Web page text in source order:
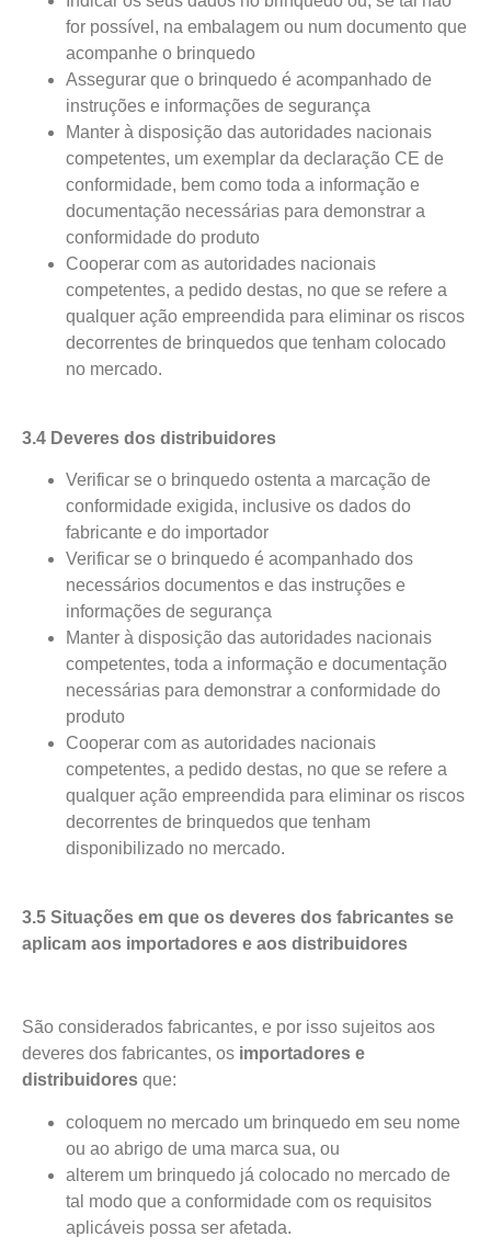
for possível, na embalagem ou num documento que
acompanhe o brinquedo
Assegurar que o brinquedo é acompanhado de
instruções e informações de segurança
Manter à disposição das autoridades nacionais
competentes, um exemplar da declaração CE de
conformidade, bem como toda a informação e
documentação necessárias para demonstrar a
conformidade do produto
Cooperar com as autoridades nacionais
competentes, a pedido destas, no que se refere a
qualquer ação empreendida para eliminar os riscos
decorrentes de brinquedos que tenham colocado
no mercado.
3.4 Deveres dos distribuidores
Verificar se o brinquedo ostenta a marcação de
conformidade exigida, inclusive os dados do
fabricante e do importador
Verificar se o brinquedo é acompanhado dos
necessários documentos e das instruções e
informações de segurança
Manter à disposição das autoridades nacionais
competentes, toda a informação e documentação
necessárias para demonstrar a conformidade do
produto
Cooperar com as autoridades nacionais
competentes, a pedido destas, no que se refere a
qualquer ação empreendida para eliminar os riscos
decorrentes de brinquedos que tenham
disponibilizado no mercado.
3.5 Situações em que os deveres dos fabricantes se
aplicam aos importadores e aos distribuidores
São considerados fabricantes, e por isso sujeitos aos
deveres dos fabricantes, os importadores e
distribuidores que:
coloquem no mercado um brinquedo em seu nome
ou ao abrigo de uma marca sua, ou
alterem um brinquedo já colocado no mercado de
tal modo que a conformidade com os requisitos
aplicáveis possa ser afetada.